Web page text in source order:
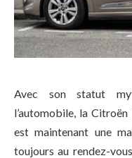
Avec son statut
l’automobile, la
est maintenant une
toujours au rendez-